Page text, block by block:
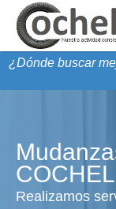
¿Dónde buscar
Realizamos